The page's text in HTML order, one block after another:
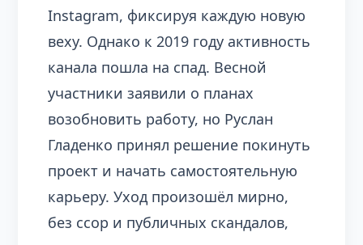
Instagram, фиксируя каждую новую
веху. Однако к 2019 году активность
канала пошла на спад. Весной
участники заявили о планах
возобновить работу, но Руслан
Гладенко принял решение покинуть
проект и начать самостоятельную
карьеру. Уход произошёл мирно,
без ссор и публичных скандалов,